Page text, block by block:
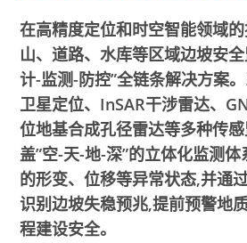
在高精度定位和时空智能领域
山、道路、水库等区域边坡安
计-监测-防控”全链条解决方案
卫星定位、InSAR干涉雷达、
位地基合成孔径雷达等多种传
盖”空-天-地-深”的立体化监测
的形变、位移等异常状态,并通
识别边坡失稳预兆,提前预警地
程建设安全。